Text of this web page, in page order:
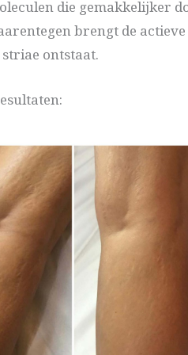
die gemakkelijker
brengt de
ontstaat.